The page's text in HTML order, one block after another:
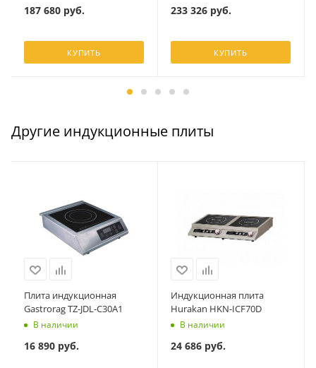
187 680руб.
КУПИТЬ
233 326руб.
КУПИТЬ
Другие индукционные плиты
Плита индукционная
Gastrorag TZ-JDL-C30A1
В наличии
16 890руб.
Индукционная плита
Hurakan HKN-ICF70D
В наличии
24 686руб.